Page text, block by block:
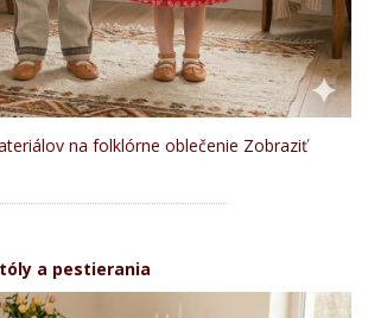
na folklórne oblečenie Zobraziť
a pestierania